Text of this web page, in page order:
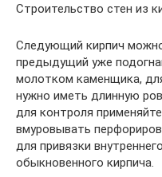
Строительство стен из
Следующий кирпич
предыдущий уже
молотком каменщика,
нужно иметь длинную
для контроля
вмуровывать
для привязки
обыкновенного кирпича.